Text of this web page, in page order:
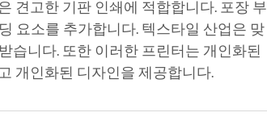
견고한 기판 인쇄에 적합합니다. 포장 부
요소를 추가합니다. 텍스타일 산업은 맞
습니다. 또한 이러한 프린터는 개인화된
개인화된 디자인을 제공합니다.